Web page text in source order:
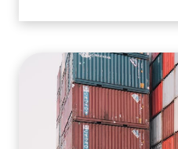
QUE
MÉTHODE
DE
SAMPLING
« AQL »?